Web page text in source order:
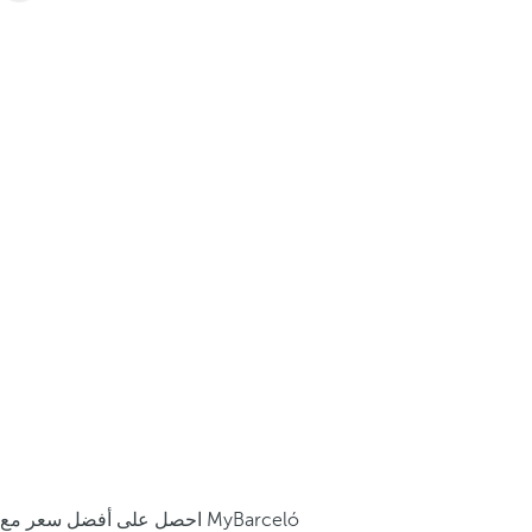
احصل على أفضل سعر مع MyBarceló